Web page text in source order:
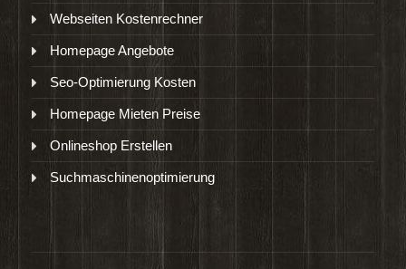
Webseiten Kostenrechner
Homepage Angebote
Seo-Optimierung Kosten
Homepage Mieten Preise
Onlineshop Erstellen
Suchmaschinenoptimierung